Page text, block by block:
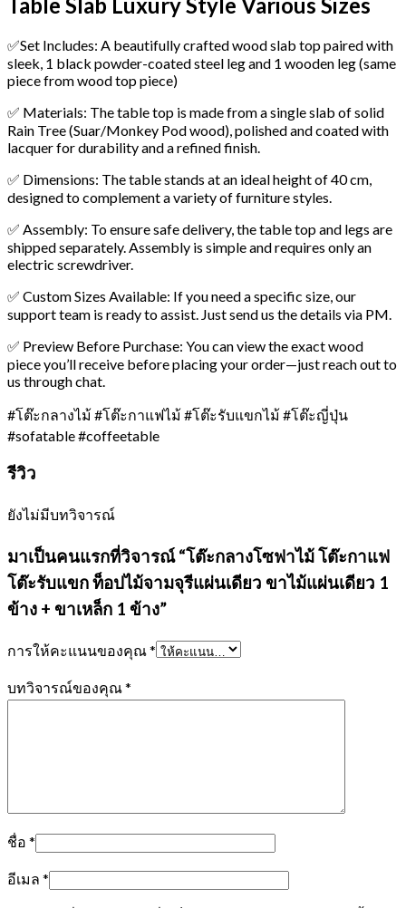
✅Set Includes: A beautifully crafted wood slab top paired with
sleek, 1 black powder-coated steel leg and 1 wooden leg (same
piece from wood top piece)
✅ Materials: The table top is made from a single slab of solid
Rain Tree (Suar/Monkey Pod wood), polished and coated with
lacquer for durability and a refined finish.
✅ Dimensions: The table stands at an ideal height of 40 cm,
designed to complement a variety of furniture styles.
✅ Assembly: To ensure safe delivery, the table top and legs are
shipped separately. Assembly is simple and requires only an
electric screwdriver.
✅ Custom Sizes Available: If you need a specific size, our
support team is ready to assist. Just send us the details via PM.
✅ Preview Before Purchase: You can view the exact wood
piece you’ll receive before placing your order—just reach out to
us through chat.
#โต๊ะกลางไม้ #โต๊ะกาแฟไม้ #โต๊ะรับแขกไม้ #โต๊ะญี่ปุ่น
#sofatable #coffeetable
รีวิว
ยังไม่มีบทวิจารณ์
มาเป็นคนแรกที่วิจารณ์ “โต๊ะกลางโซฟาไม้ โต๊ะกาแฟ
โต๊ะรับแขก ท็อปไม้จามจุรีแผ่นเดียว ขาไม้แผ่นเดียว 1
ข้าง + ขาเหล็ก 1 ข้าง”
การให้คะแนนของคุณ*
บทวิจารณ์ของคุณ*
ชื่อ *
อีเมล *